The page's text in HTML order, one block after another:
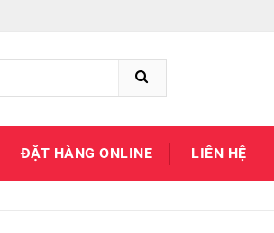
ĐẶT HÀNG ONLINE LIÊN HỆ